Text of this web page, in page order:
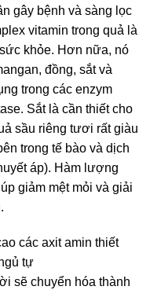
gây bệnh và sàng lọc
vitamin trong quả là
khỏe. Hơn nữa, nó
đồng, sắt và
trong các enzym
Sắt là cần thiết cho
sầu riêng tươi rất giàu
trong tế bào và dịch
áp). Hàm lượng
giảm mệt mỏi và giải
các axit amin thiết
tự
sẽ chuyển hóa thành